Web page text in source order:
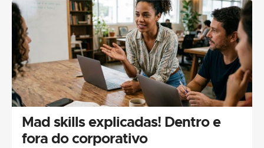
Mad skills explicadas! Dentro e
fora do corporativo